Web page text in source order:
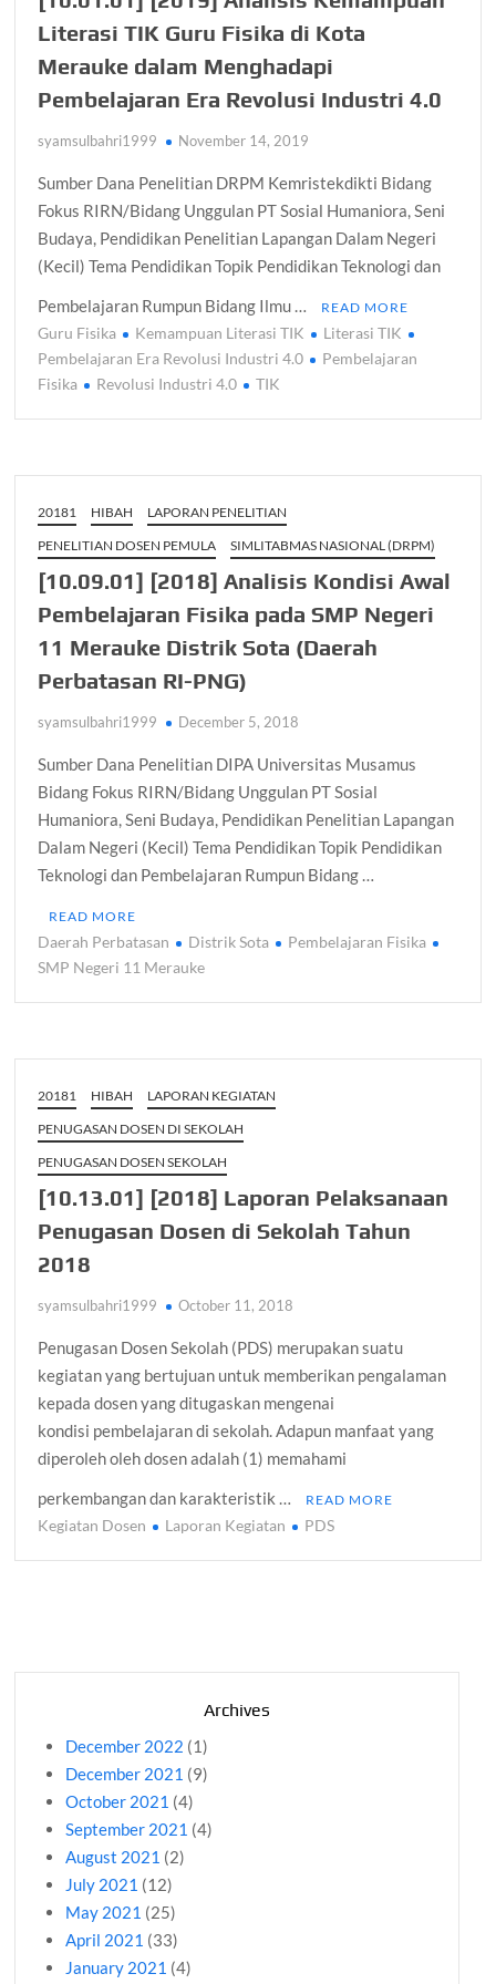
Literasi TIK Guru Fisika di Kota
Merauke dalam Menghadapi
Pembelajaran Era Revolusi Industri 4.0
syamsulbahri1999 November 14, 2019
Sumber Dana Penelitian DRPM Kemristekdikti Bidang
Fokus RIRN/Bidang Unggulan PT Sosial Humaniora, Seni
Budaya, Pendidikan Penelitian Lapangan Dalam Negeri
(Kecil) Tema Pendidikan Topik Pendidikan Teknologi dan
Pembelajaran Rumpun Bidang Ilmu …
READ MORE
Guru Fisika Kemampuan Literasi TIK
Literasi TIK
Pembelajaran Era Revolusi Industri 4.0
Pembelajaran
Fisika
Revolusi Industri 4.0 TIK
20181 HIBAH
LAPORAN PENELITIAN
PENELITIAN DOSEN PEMULA
SIMLITABMAS NASIONAL (DRPM)
[10.09.01] [2018] Analisis Kondisi Awal
Pembelajaran Fisika pada SMP Negeri
11 Merauke Distrik Sota (Daerah
Perbatasan RI-PNG)
syamsulbahri1999 December 5, 2018
Sumber Dana Penelitian DIPA Universitas Musamus
Bidang Fokus RIRN/Bidang Unggulan PT Sosial
Humaniora, Seni Budaya, Pendidikan Penelitian Lapangan
Dalam Negeri (Kecil) Tema Pendidikan Topik Pendidikan
Teknologi dan Pembelajaran Rumpun Bidang …
READ MORE
Daerah Perbatasan Distrik Sota
Pembelajaran Fisika
SMP Negeri 11 Merauke
20181 HIBAH
LAPORAN KEGIATAN
PENUGASAN DOSEN DI SEKOLAH
PENUGASAN DOSEN SEKOLAH
[10.13.01] [2018] Laporan Pelaksanaan
Penugasan Dosen di Sekolah Tahun
2018
syamsulbahri1999 October 11, 2018
Penugasan Dosen Sekolah (PDS) merupakan suatu
kegiatan yang bertujuan untuk memberikan pengalaman
kepada dosen yang ditugaskan mengenai
kondisi pembelajaran di sekolah. Adapun manfaat yang
diperoleh oleh dosen adalah (1) memahami
perkembangan dan karakteristik …
READ MORE
Kegiatan Dosen Laporan Kegiatan PDS
Archives
December 2022 (1)
December 2021 (9)
October 2021 (4)
September 2021 (4)
August 2021 (2)
July 2021 (12)
May 2021 (25)
April 2021 (33)
January 2021 (4)